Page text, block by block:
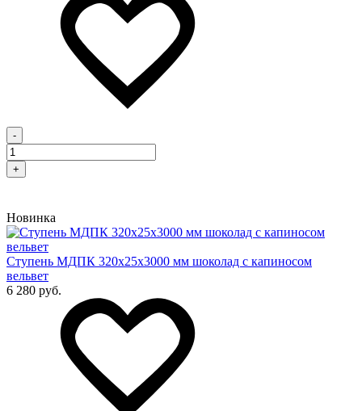
-
+
Новинка
Cтупень МДПК 320х25х3000 мм шоколад с капиносом
вельвет
6 280 руб.